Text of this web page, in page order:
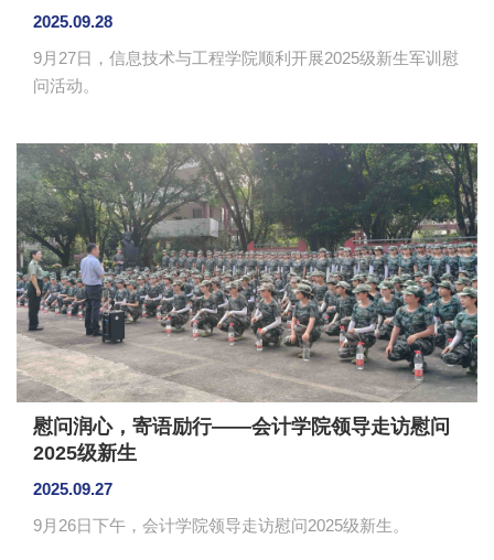
2025.09.28
9月27日，信息技术与工程学院顺利开展2025级新生军训慰
问活动。
慰问润心，寄语励行——会计学院领导走访慰问
2025级新生
2025.09.27
9月26日下午，会计学院领导走访慰问2025级新生。